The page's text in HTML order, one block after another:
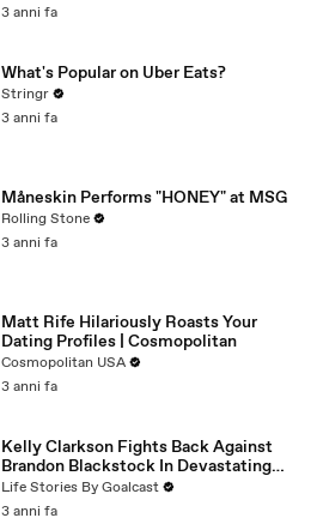
3 anni fa
What's Popular on Uber Eats?
Stringr
3 anni fa
Måneskin Performs "HONEY" at MSG
Rolling Stone
3 anni fa
Matt Rife Hilariously Roasts Your
Dating Profiles | Cosmopolitan
Cosmopolitan USA
3 anni fa
Kelly Clarkson Fights Back Against
Brandon Blackstock In Devastating
Divorce Battle
Life Stories By Goalcast
3 anni fa